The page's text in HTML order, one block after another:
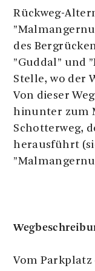
Rückweg-
des
”Guddal” und
Stelle, wo der
Von dieser
hinunter zum
Schotterweg,
herausführt
Vom Parkplatz